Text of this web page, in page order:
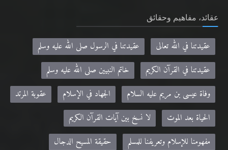
عقائد، مفاهيم وحقائق
عقيدتنا في الله تعالى
عقيدتنا في الرسول صلى الله عليه وسلم
عقيدتنا في القرآن الكريم
خاتم النبيين صلى الله عليه وسلم
وفاة عيسى بن مريم عليه السلام
الجهاد في الإسلام
عقوبة المرتد
الحياة بعد الموت
لا نسخ بين آيات القرآن الكريم
مفهومنا للإسلام وتعريفنا للمسلم
حقيقة المسيح الدجال